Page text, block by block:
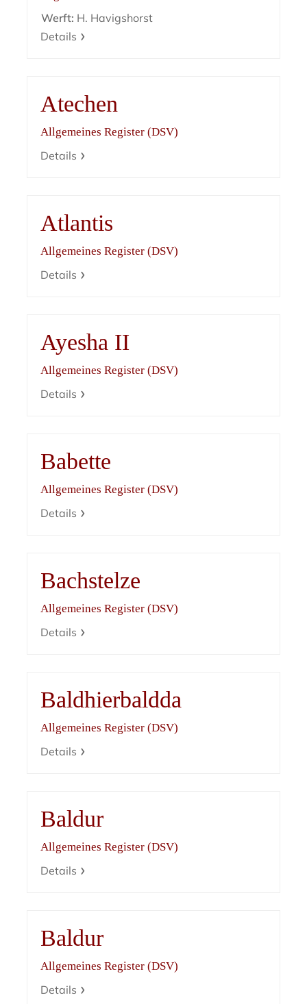
Werft: H. Havigshorst
Details
Atechen
Allgemeines Register (DSV)
Details
Atlantis
Allgemeines Register (DSV)
Details
Ayesha II
Allgemeines Register (DSV)
Details
Babette
Allgemeines Register (DSV)
Details
Bachstelze
Allgemeines Register (DSV)
Details
Baldhierbaldda
Allgemeines Register (DSV)
Details
Baldur
Allgemeines Register (DSV)
Details
Baldur
Allgemeines Register (DSV)
Details